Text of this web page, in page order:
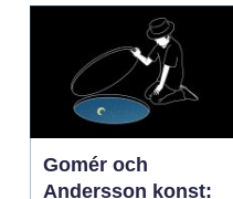
Gomér och
Andersson konst: